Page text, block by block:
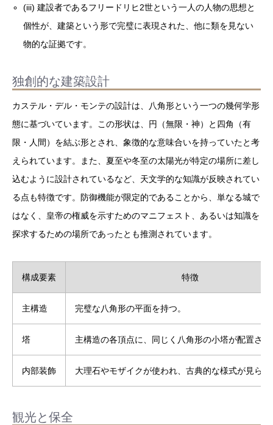
(iii) 建設者であるフリードリヒ2世という一人の人物の思想と
個性が、建築という形で完璧に表現された、他に類を見ない
物的な証拠です。
独創的な建築設計
カステル・デル・モンテの設計は、八角形という一つの幾何学形
態に基づいています。この形状は、円（無限・神）と四角（有
限・人間）を結ぶ形とされ、象徴的な意味合いを持っていたと考
えられています。また、夏至や冬至の太陽光が特定の場所に差し
込むように設計されているなど、天文学的な知識が反映されてい
る点も特徴です。防御機能が限定的であることから、単なる城で
はなく、皇帝の権威を示すためのマニフェスト、あるいは知識を
探求するための場所であったとも推測されています。
構成要素 特徴
主構造 完璧な八角形の平面を持つ。
塔 主構造の各頂点に、同じく八角形の小塔が配置さ
内部装飾 大理石やモザイクが使われ、古典的な様式が見られ
観光と保全